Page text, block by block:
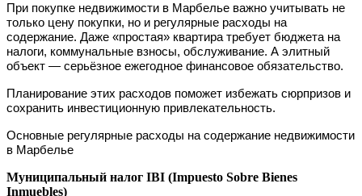
При покупке недвижимости в Марбелье важно учитывать не
только цену покупки, но и регулярные расходы на
содержание. Даже «простая» квартира требует бюджета на
налоги, коммунальные взносы, обслуживание. А элитный
объект — серьёзное ежегодное финансовое обязательство.
Планирование этих расходов поможет избежать сюрпризов и
сохранить инвестиционную привлекательность.
Основные регулярные расходы на содержание недвижимости
в Марбелье
Муниципальный налог IBI (Impuesto Sobre Bienes
Inmuebles)